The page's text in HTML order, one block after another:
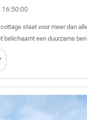
staat voor meer dan
belichaamt een duurzame
eco-bewuste reizigers die
ervaringen. Deze